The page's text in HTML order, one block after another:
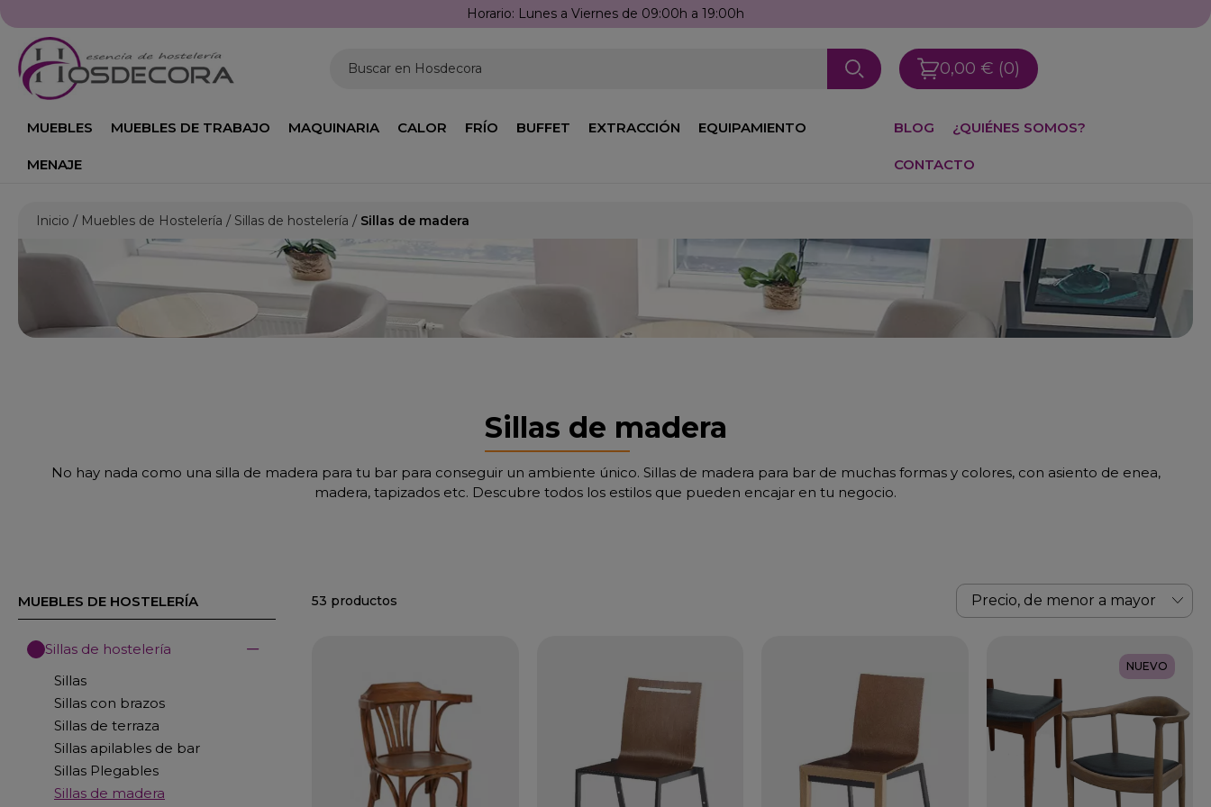
Horario: Lunes a Viernes de 09:00h a 19:00h
Buscar en Hosdecora 0,00 € (0)
MUEBLES MUEBLES DE TRABAJO MAQUINARIA CALOR FRÍO BUFFET EXTRACCIÓN EQUIPAMIENTO
MENAJE
BLOG ¿QUIÉNES SOMOS?
CONTACTO
Inicio Muebles de Hostelería Sillas de hostelería Sillas de madera
Sillas de madera
No hay nada como una silla de madera para tu bar para conseguir un ambiente único. Sillas de madera para bar de muchas formas y colores, con asiento de enea,
madera, tapizados etc. Descubre todos los estilos que pueden encajar en tu negocio.
MUEBLES DE HOSTELERÍA
Sillas de hostelería
Sillas
Sillas con brazos
Sillas de terraza
Sillas apilables de bar
Sillas Plegables
Sillas de madera
53 productos
NUEVO